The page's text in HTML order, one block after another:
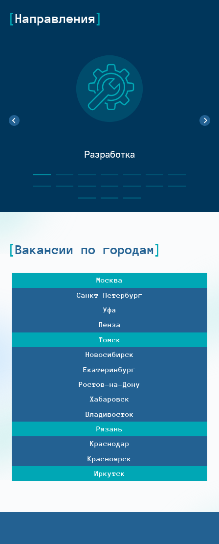
Направления
Разработка
Вакансии по городам
Москва
Санкт-Петербург
Уфа
Пенза
Томск
Новосибирск
Екатеринбург
Ростов-на-Дону
Хабаровск
Владивосток
Рязань
Краснодар
Красноярск
Иркутск